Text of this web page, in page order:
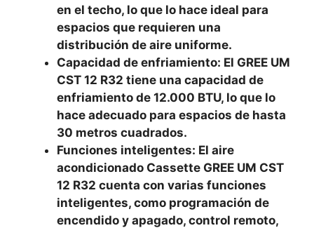
en el techo, lo que lo hace ideal para
espacios que requieren una
distribución de aire uniforme.
Capacidad de enfriamiento: El GREE UM
CST 12 R32 tiene una capacidad de
enfriamiento de 12.000 BTU, lo que lo
hace adecuado para espacios de hasta
30 metros cuadrados.
Funciones inteligentes: El aire
acondicionado Cassette GREE UM CST
12 R32 cuenta con varias funciones
inteligentes, como programación de
encendido y apagado, control remoto,